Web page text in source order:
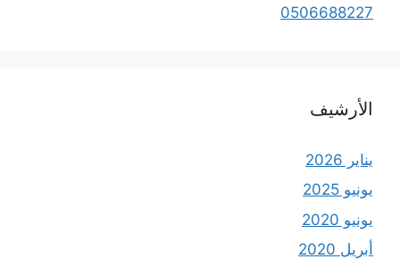
0506688227
الأرشيف
يناير 2026
يونيو 2025
يونيو 2020
أبريل 2020